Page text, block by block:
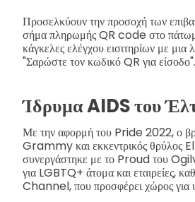
Προσελκύουν την προσοχή των
σήμα πληρωμής QR code στο
κάγκελες ελέγχου εισιτηρίων με μια
"Σαρώστε τον κωδικό QR για είσοδο".
Ίδρυμα AIDS του
Με την αφορμή του Pride 2022, ο
Grammy και εκκεντρικός θρύλος
συνεργάστηκε με το Proud του
για LGBTQ+ άτομα και εταιρείες,
Channel, που προσφέρει χώρος για